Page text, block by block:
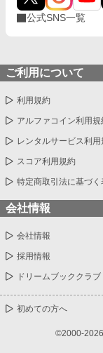
公式SNS一覧
ご利用について
利用規約
アルファコイン利用規
レンタルサービス利用
スコア利用規約
特定商取引法に基づく
会社情報
会社情報
採用情報
ドリームブッククラブ
初めての方へ
©2000-